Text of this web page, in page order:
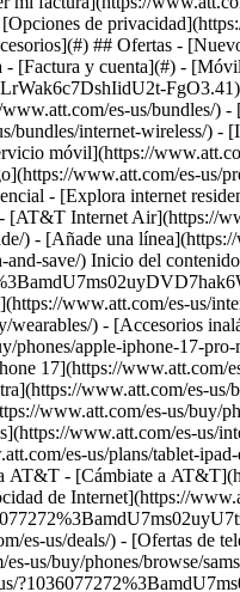
## Ofertas -
[Factura y cuenta](#) -